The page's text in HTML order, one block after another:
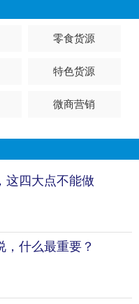
零食货源
特色货源
微商营销
这四大点不能做
，什么最重要？